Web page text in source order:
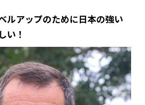
ルアップのために日本の強い
い！